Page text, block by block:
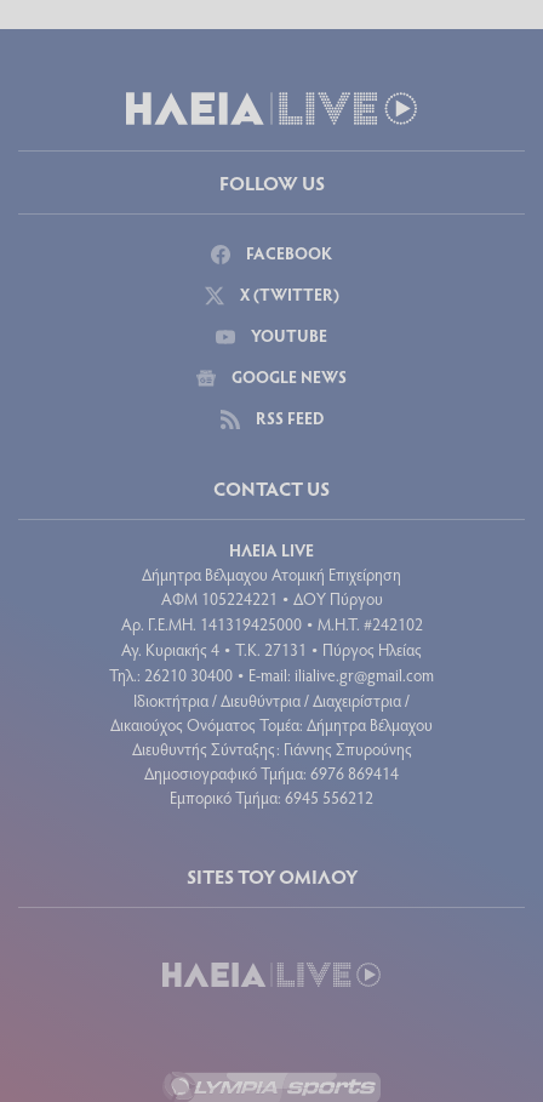
FOLLOW US
FACEBOOK
X (TWITTER)
YOUTUBE
GOOGLE NEWS
RSS FEED
CONTACT US
ΗΛΕΙΑ LIVE
Δήμητρα Βέλμαχου Ατομική Επιχείρηση
ΑΦΜ 105224221 • ΔΟΥ Πύργου
Aρ. Γ.Ε.ΜΗ. 141319425000 • Μ.Η.Τ. #242102
Αγ. Κυριακής 4 • Τ.Κ. 27131 • Πύργος Ηλείας
Τηλ.: 26210 30400 • E-mail: ilialive.gr@gmail.com
Ιδιοκτήτρια / Διευθύντρια / Διαχειρίστρια /
Δικαιούχος Ονόματος Τομέα: Δήμητρα Βέλμαχου
Διευθυντής Σύνταξης: Γιάννης Σπυρούνης
Δημοσιογραφικό Τμήμα: 6976 869414
Εμπορικό Τμήμα: 6945 556212
SITES ΤΟΥ ΟΜΙΛΟΥ